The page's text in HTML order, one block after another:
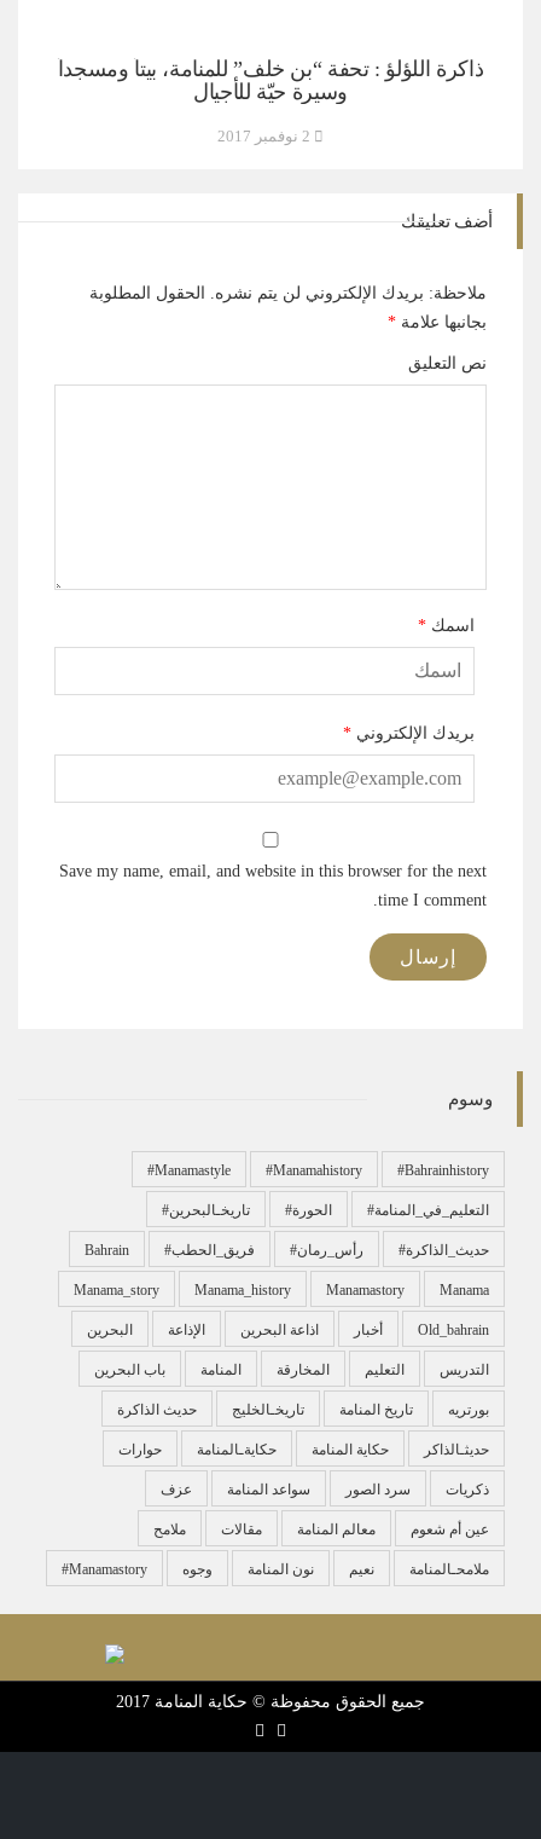
ذاكرة اللؤلؤ : تحفة “بن خلف” للمنامة، بيتاً ومسجداً
وسيرة حيّة للأجيال
أضف تعليقك
ملاحظة: بريدك الإلكتروني لن يتم نشره.
الحقول المطلوبة
بجانبها علامة *
نص التعليق
اسمك *
بريدك الإلكتروني *
Save my name, email, and website in this browser for the next
time I comment.
وسوم
#bahrainhistory
#manamahistory
#manamastyle
#التعليم_في_المنامة #الحورة #تاريخـالبحرين
#حديث_الذاكرة #رأس_رمان #فريق_الحطب Bahrain
Manama
Manamastory
Manama_history
Manama_story
Old_bahrain أخبار اذاعة البحرين الإذاعة البحرين
التدريس التعليم المخارقة المنامة باب البحرين
بورتريه تاريخ المنامة تاريخـالخليج حديث الذاكرة
حديثـالذاكر حكاية المنامة حكايةـالمنامة حوارات
ذكريات سرد الصور سواعد المنامة عزف
عين أم شعوم معالم المنامة مقالات ملامح
ملامحـالمنامة نعيم نون المنامة وجوه ‏#manamastory
جميع الحقوق محفوظة © حكاية المنامة 2017